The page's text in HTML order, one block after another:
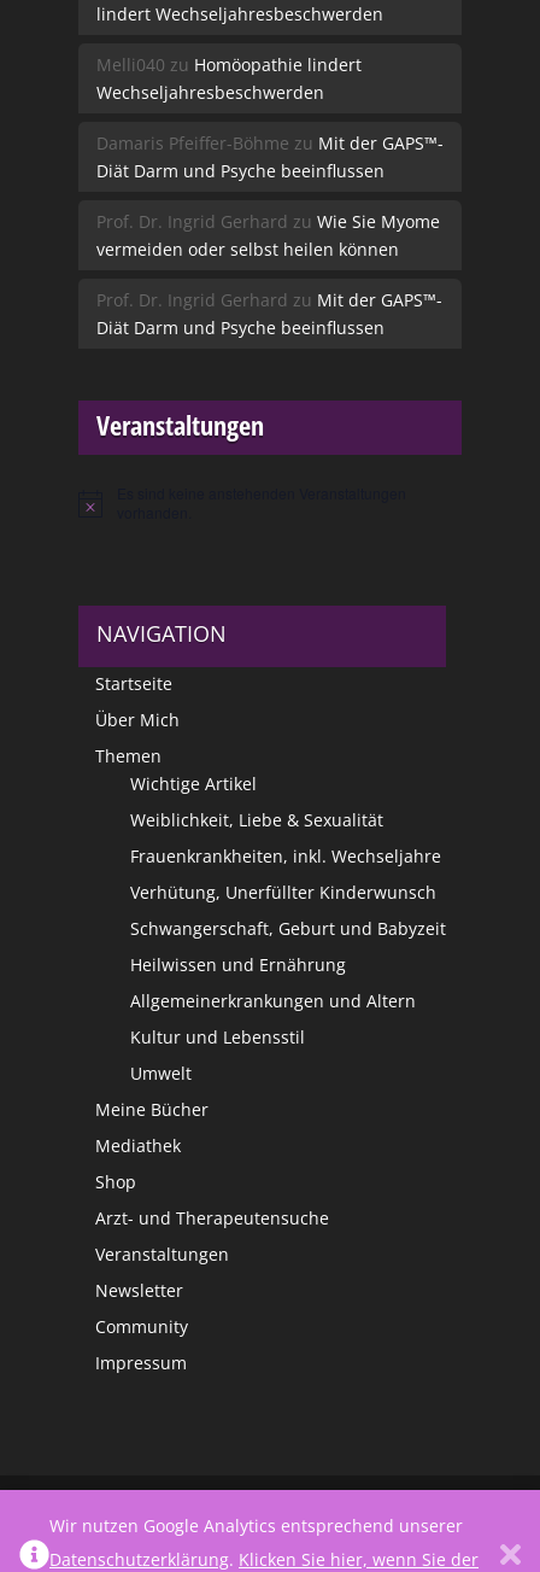
lindert Wechseljahresbeschwerden
Melli040 zu Homöopathie lindert
Wechseljahresbeschwerden
Damaris Pfeiffer-Böhme zu Mit der GAPS™-
Diät Darm und Psyche beeinflussen
Prof. Dr. Ingrid Gerhard zu Wie Sie Myome
vermeiden oder selbst heilen können
Prof. Dr. Ingrid Gerhard zu Mit der GAPS™-
Diät Darm und Psyche beeinflussen
Veranstaltungen
Hinweis
NAVIGATION
Startseite
Über Mich
Themen
Wichtige Artikel
Weiblichkeit, Liebe & Sexualität
Frauenkrankheiten, inkl. Wechseljahre
Verhütung, Unerfüllter Kinderwunsch
Schwangerschaft, Geburt und Babyzeit
Heilwissen und Ernährung
Allgemeinerkrankungen und Altern
Kultur und Lebensstil
Umwelt
Meine Bücher
Mediathek
Shop
Arzt- und Therapeutensuche
Veranstaltungen
Newsletter
Community
Impressum
Wir nutzen Google Analytics entsprechend unserer
Datenschutzerklärung. Klicken Sie hier, wenn Sie der